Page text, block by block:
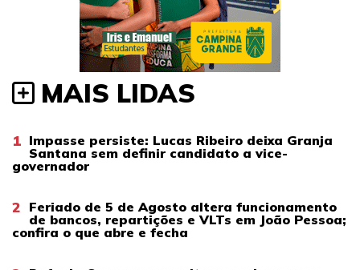
MAIS LIDAS
1 Impasse persiste: Lucas Ribeiro deixa Granja
Santana sem definir candidato a vice-
governador
2 Feriado de 5 de Agosto altera funcionamento
de bancos, repartições e VLTs em João Pessoa;
confira o que abre e fecha